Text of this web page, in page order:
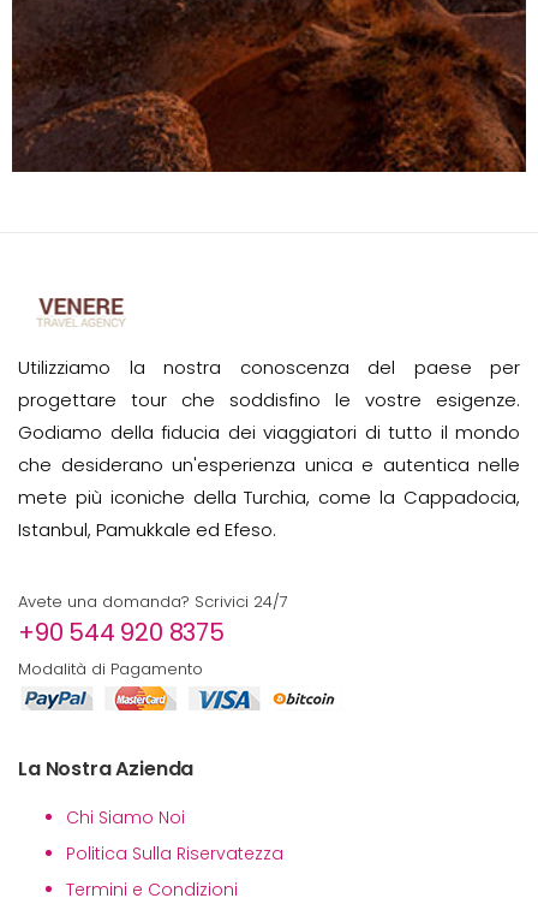
Utilizziamo la nostra conoscenza del paese per
progettare tour che soddisfino le vostre esigenze.
Godiamo della fiducia dei viaggiatori di tutto il mondo
che desiderano un'esperienza unica e autentica nelle
mete più iconiche della Turchia, come la Cappadocia,
Istanbul, Pamukkale ed Efeso.
Avete una domanda? Scrivici 24/7
+90 544 920 8375
Modalità di Pagamento
La Nostra Azienda
Chi Siamo Noi
Politica Sulla Riservatezza
Termini e Condizioni